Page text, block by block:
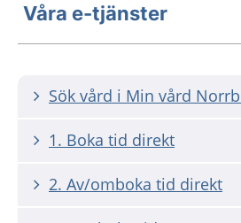
Våra e-tjänster
Sök vård i Min vård
1. Boka tid direkt
2. Av/omboka tid direkt